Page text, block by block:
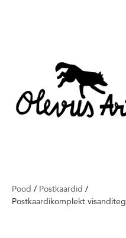
Pood / Postkaardid /
Postkaardikomplekt